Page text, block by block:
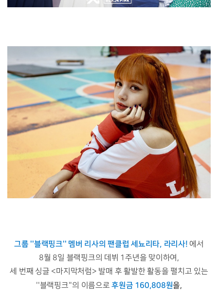
그룹 ''블랙핑크'' 멤버 리사의 팬클럽 세뇨리타, 라리사! 에서
8월 8일 블랙핑크의 데뷔 1주년을 맞이하여,
세 번째 싱글 <마지막처럼> 발매 후 활발한 활동을 펼치고 있는
''블랙핑크''의 이름으로후원금 160,808원을,